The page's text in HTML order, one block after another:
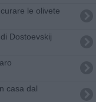
le olivete
Dostoevskij
casa dal